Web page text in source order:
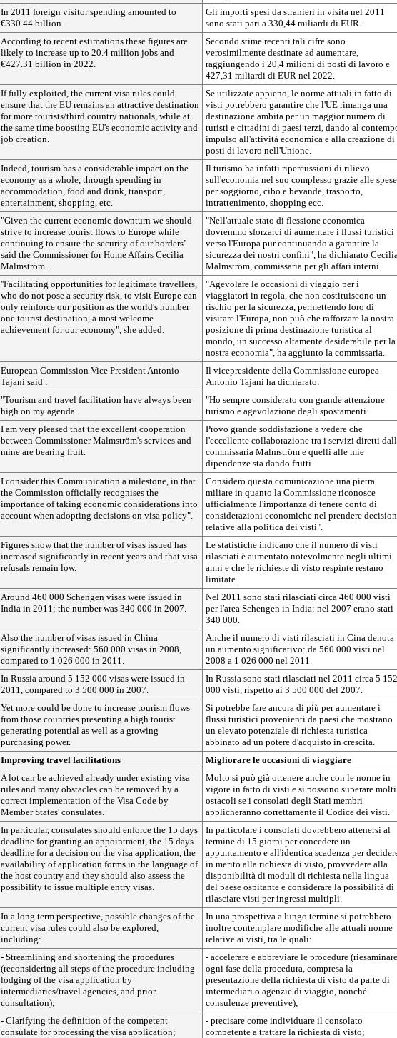
In 2011 foreign visitor spending amounted to
€330.44 billion.
Gli importi spesi da stranieri in visita nel 2011
sono stati pari a 330,44 miliardi di EUR.
According to recent estimations these figures are
likely to increase up to 20.4 million jobs and
€427.31 billion in 2022.
Secondo stime recenti tali cifre sono
verosimilmente destinate ad aumentare,
raggiungendo i 20,4 milioni di posti di lavoro e
427,31 miliardi di EUR nel 2022.
If fully exploited, the current visa rules could
ensure that the EU remains an attractive destination
for more tourists/third country nationals, while at
the same time boosting EU's economic activity and
job creation.
Se utilizzate appieno, le norme attuali in fatto di
visti potrebbero garantire che l'UE rimanga una
destinazione ambita per un maggior numero di
turisti e cittadini di paesi terzi, dando al
impulso all'attività economica e alla creazione di
posti di lavoro nell'Unione.
Indeed, tourism has a considerable impact on the
economy as a whole, through spending in
accommodation, food and drink, transport,
entertainment, shopping, etc.
Il turismo ha infatti ripercussioni di rilievo
sull'economia nel suo complesso grazie alle spese
per soggiorno, cibo e bevande, trasporto,
intrattenimento, shopping ecc.
"Given the current economic downturn we should
strive to increase tourist flows to Europe while
continuing to ensure the security of our borders''
said the Commissioner for Home Affairs Cecilia
Malmström.
"Nell'attuale stato di flessione economica
dovremmo sforzarci di aumentare i flussi turistici
verso l'Europa pur continuando a garantire la
sicurezza dei nostri confini", ha dichiarato
Malmström, commissaria per gli affari interni.
''Facilitating opportunities for legitimate travellers,
who do not pose a security risk, to visit Europe can
only reinforce our position as the world's number
one tourist destination, a most welcome
achievement for our economy", she added.
"Agevolare le occasioni di viaggio per i
viaggiatori in regola, che non costituiscono un
rischio per la sicurezza, permettendo loro di
visitare l'Europa, non può che rafforzare la nostra
posizione di prima destinazione turistica al
mondo, un successo altamente desiderabile per la
nostra economia", ha aggiunto la commissaria.
European Commission Vice President Antonio
Tajani said :
Il vicepresidente della Commissione europea
Antonio Tajani ha dichiarato:
"Tourism and travel facilitation have always been
high on my agenda.
"Ho sempre considerato con grande attenzione
turismo e agevolazione degli spostamenti.
I am very pleased that the excellent cooperation
between Commissioner Malmström's services and
mine are bearing fruit.
Provo grande soddisfazione a vedere che
l'eccellente collaborazione tra i servizi diretti
commissaria Malmström e quelli alle mie
dipendenze sta dando frutti.
I consider this Communication a milestone, in that
the Commission officially recognises the
importance of taking economic considerations into
account when adopting decisions on visa policy".
Considero questa comunicazione una pietra
miliare in quanto la Commissione riconosce
ufficialmente l'importanza di tenere conto di
considerazioni economiche nel prendere
relative alla politica dei visti".
Figures show that the number of visas issued has
increased significantly in recent years and that visa
refusals remain low.
Le statistiche indicano che il numero di visti
rilasciati è aumentato notevolmente negli ultimi
anni e che le richieste di visto respinte restano
limitate.
Around 460 000 Schengen visas were issued in
India in 2011; the number was 340 000 in 2007.
Nel 2011 sono stati rilasciati circa 460 000 visti
per l'area Schengen in India; nel 2007 erano stati
340 000.
Also the number of visas issued in China
significantly increased: 560 000 visas in 2008,
compared to 1 026 000 in 2011.
Anche il numero di visti rilasciati in Cina denota
un aumento significativo: da 560 000 visti nel
2008 a 1 026 000 nel 2011.
In Russia around 5 152 000 visas were issued in
2011, compared to 3 500 000 in 2007.
In Russia sono stati rilasciati nel 2011 circa 5 152
000 visti, rispetto ai 3 500 000 del 2007.
Yet more could be done to increase tourism flows
from those countries presenting a high tourist
generating potential as well as a growing
purchasing power.
Si potrebbe fare ancora di più per aumentare i
flussi turistici provenienti da paesi che mostrano
un elevato potenziale di richiesta turistica
abbinato ad un potere d'acquisto in crescita.
Improving travel facilitations
Migliorare le occasioni di viaggiare
A lot can be achieved already under existing visa
rules and many obstacles can be removed by a
correct implementation of the Visa Code by
Member States' consulates.
Molto si può già ottenere anche con le norme in
vigore in fatto di visti e si possono superare molti
ostacoli se i consolati degli Stati membri
applicheranno correttamente il Codice dei visti.
In particular, consulates should enforce the 15 days
deadline for granting an appointment, the 15 days
deadline for a decision on the visa application, the
availability of application forms in the language of
the host country and they should also assess the
possibility to issue multiple entry visas.
In particolare i consolati dovrebbero attenersi al
termine di 15 giorni per concedere un
appuntamento e all'identica scadenza per
in merito alla richiesta di visto, provvedere alla
disponibilità di moduli di richiesta nella lingua
del paese ospitante e considerare la possibilità di
rilasciare visti per ingressi multipli.
In a long term perspective, possible changes of the
current visa rules could also be explored,
including:
In una prospettiva a lungo termine si potrebbero
inoltre contemplare modifiche alle attuali norme
relative ai visti, tra le quali:
- Streamlining and shortening the procedures
(reconsidering all steps of the procedure including
lodging of the visa application by
intermediaries/travel agencies, and prior
consultation);
- accelerare e abbreviare le procedure (riesaminare
ogni fase della procedura, compresa la
presentazione della richiesta di visto da parte di
intermediari o agenzie di viaggio, nonché
consulenze preventive);
- Clarifying the definition of the competent
consulate for processing the visa application;
- precisare come individuare il consolato
competente a trattare la richiesta di visto;